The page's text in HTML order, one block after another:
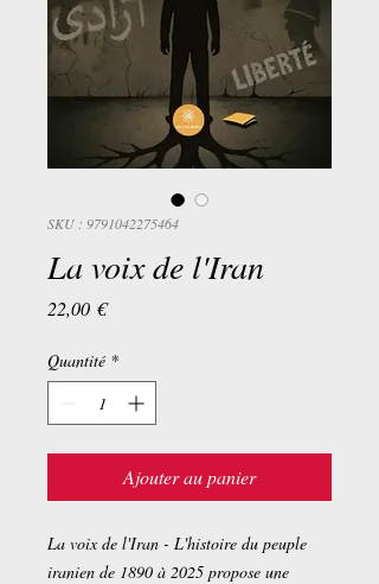
SKU : 9791042275464
La voix de l'Iran
22,00 €Prix
Quantité *
Ajouter au panier
La voix de l'Iran - L'histoire du peuple
iranien de 1890 à 2025 propose une